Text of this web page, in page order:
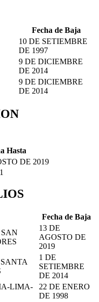
Fecha de Baja
10 DE SETIEMBRE
DE 1997
9 DE DICIEMBRE
DE 2014
9 DE DICIEMBRE
DE 2014
Hasta
DE 2019
1
Fecha de Baja
13 DE
AGOSTO DE
2019
1 DE
SETIEMBRE
DE 2014
LIMA-
22 DE ENERO
DE 1998